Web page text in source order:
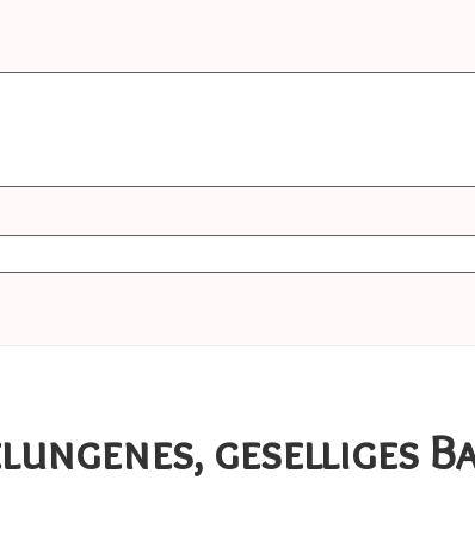
geselliges